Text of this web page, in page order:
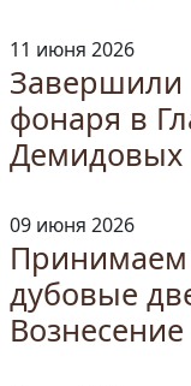
11 июня 2026
Завершили
фонаря в
Демидовых
09 июня 2026
Принимаем
дубовые
Вознесение